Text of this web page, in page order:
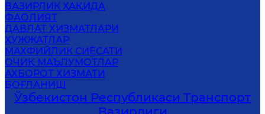
ВАЗИРЛИК ҲАҚИДА
ФАОЛИЯТ
ДАВЛАТ ХИЗМАТЛАРИ
ҲУЖЖАТЛАР
MАХФИЙЛИК СИЁСАТИ
ОЧИҚ МАЪЛУМОТЛАР
АХБОРОТ ХИЗМАТИ
БОҒЛАНИШ
Ўзбекистон Республикаси Транспорт